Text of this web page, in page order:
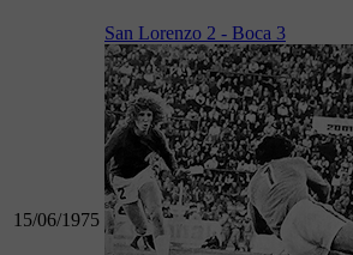
15/06/1975
San Lorenzo 2 - Boca 3